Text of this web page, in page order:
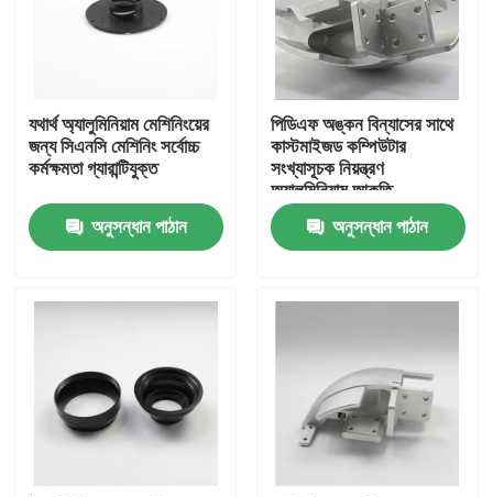
বাড়ি
পণ্য
ভিডিও
VR প্রদর্শন
যথার্থ অ্যালুমিনিয়াম মেশিনিংয়ের
জন্য সিএনসি মেশিনিং সর্বোচ্চ
কর্মক্ষমতা গ্যারান্টিযুক্ত
অনুসন্ধান পাঠান
পিডিএফ অঙ্কন বিন্যাসের সাথে
কাস্টমাইজড কম্পিউটার
সংখ্যাসূচক নিয়ন্ত্রণ
অ্যালুমিনিয়াম আকৃতি
অনুসন্ধান পাঠান